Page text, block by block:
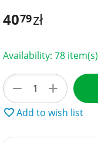
4079zł
Availability: 78 item(s)
+
−
Add to wish list